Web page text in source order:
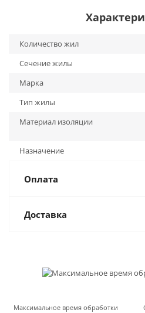
Количество жил
Сечение жилы
Марка
Тип жилы
Материал изоляции
Назначение
Оплата
Доставка
Максимальное время обработки